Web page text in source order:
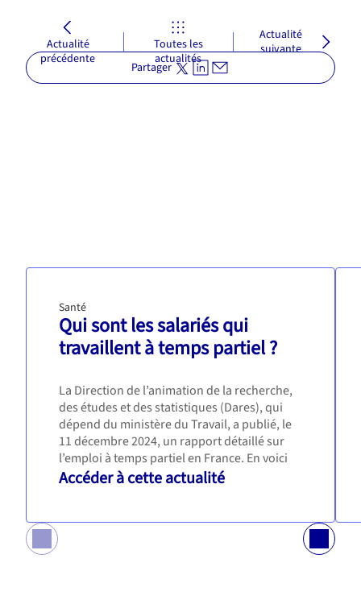
Actualité
précédente
Toutes les
actualités
Actualité
suivante
Partager
Santé
Qui sont les salariés qui
travaillent à temps partiel ?
La Direction de l’animation de la recherche,
des études et des statistiques (Dares), qui
dépend du ministère du Travail, a publié, le
11 décembre 2024, un rapport détaillé sur
l’emploi à temps partiel en France. En voici
les principaux enseignements.
Accéder à cette actualité